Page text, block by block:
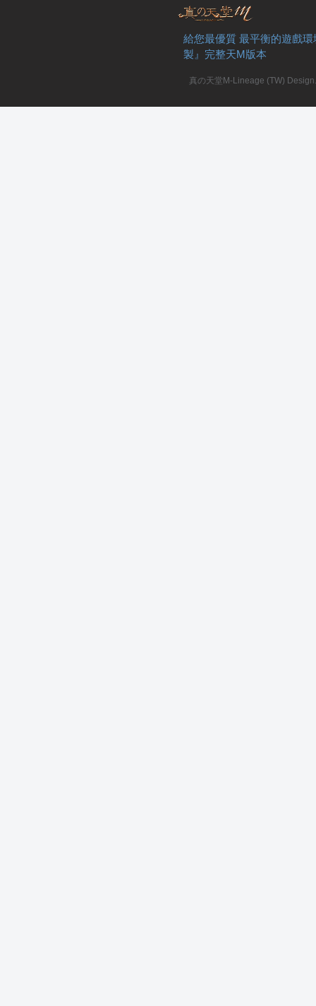
給您最優質 最平衡的遊戲
製』完整天M版本
真の天堂M-Lineage (TW)